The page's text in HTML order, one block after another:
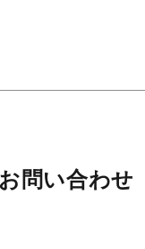
お問い合わせ